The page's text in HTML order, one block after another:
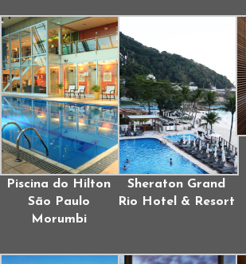
Piscina do Hilton
São Paulo
Morumbi
Sheraton Grand
Rio Hotel & Resort